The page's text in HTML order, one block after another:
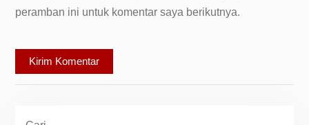
peramban ini untuk komentar saya berikutnya.